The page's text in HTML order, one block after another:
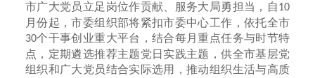
市广大党员立足岗位作贡献、服务大局勇担当，自10
月份起，市委组织部将紧扣市委中心工作，依托全市
30个干事创业重大平台，结合每月重点任务与时节特
点，定期遴选推荐主题党日实践主题，供全市基层党
组织和广大党员结合实际选用，推动组织生活与高质